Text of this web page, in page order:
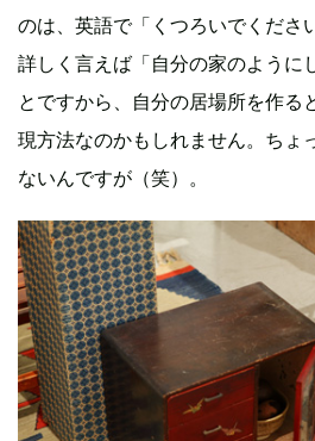
のは、英語で「くつろいでくださ
詳しく言えば「自分の家のように
とですから、自分の居場所を作る
現方法なのかもしれません。ちょ
ないんですが（笑）。